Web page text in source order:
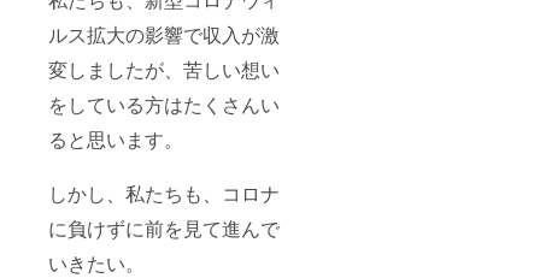
ルス拡大の影響で収入が激
変しましたが、苦しい想い
をしている方はたくさんい
ると思います。
しかし、私たちも、コロナ
に負けずに前を見て進んで
いきたい。